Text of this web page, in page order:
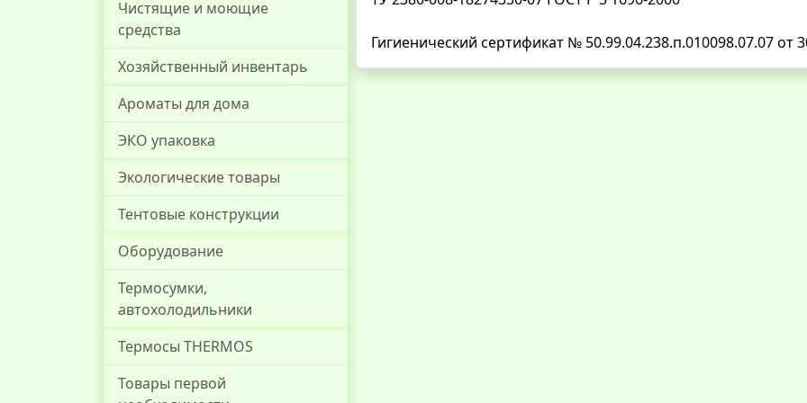
Чистящие и моющие
средства
Хозяйственный инвентарь
Ароматы для дома
ЭКО упаковка
Экологические товары
Тентовые конструкции
Оборудование
Термосумки,
автохолодильники
Термосы THERMOS
Товары первой
Гигиенический сертификат № 50.99.04.238.п.010098.07.07 от